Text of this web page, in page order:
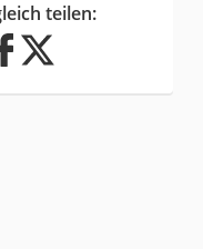
teilen: